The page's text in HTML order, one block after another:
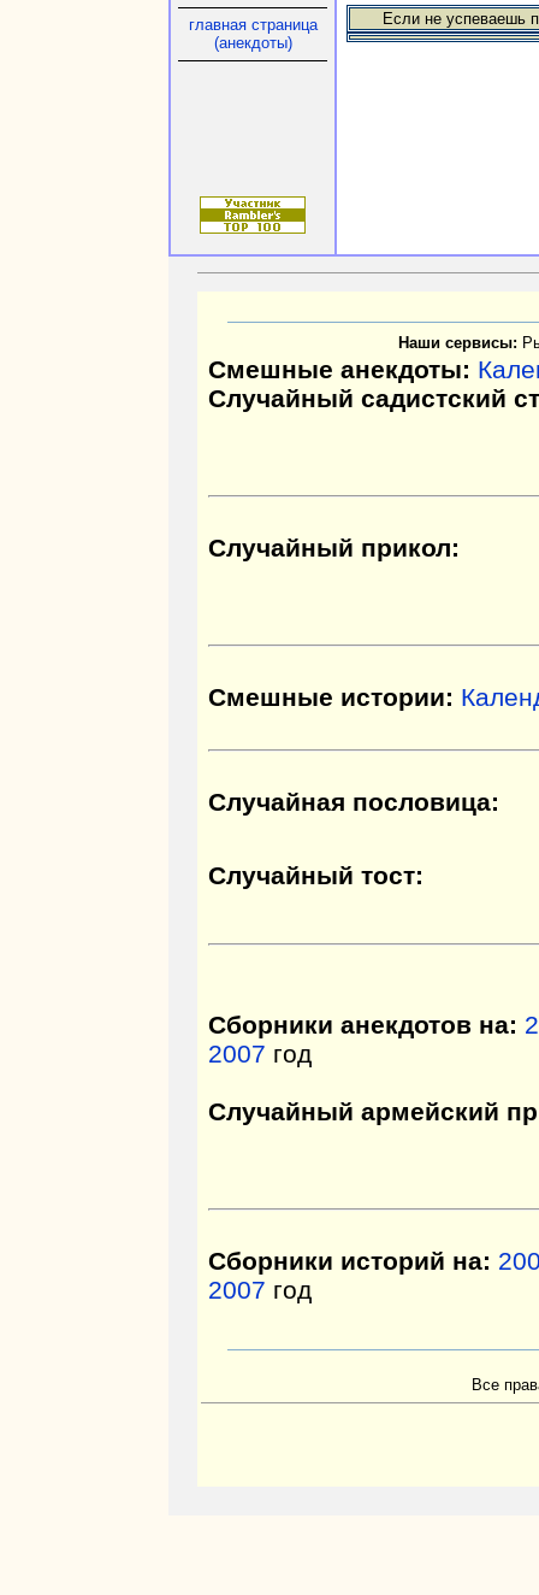
главная страница
(анекдоты)
Если не успеваешь
Наши сервисы:
Смешные анекдоты:
Случайный садистский
Случайный прикол:
Смешные истории:
Случайная пословица:
Случайный тост:
Сборники анекдотов на:
2007 год
Случайный армейский
Сборники историй на:
2007 год
Все